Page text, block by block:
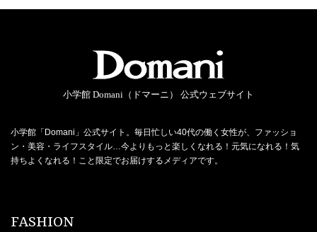
小学館 Domani（ドマーニ） 公式ウェブサイト
小学館「Domani」公式サイト。毎日忙しい40代の働く女性が、ファッショ
ン・美容・ライフスタイル…今よりもっと楽しくなれる！元気になれる！気
持ちよくなれる！こと限定でお届けするメディアです。
FASHION